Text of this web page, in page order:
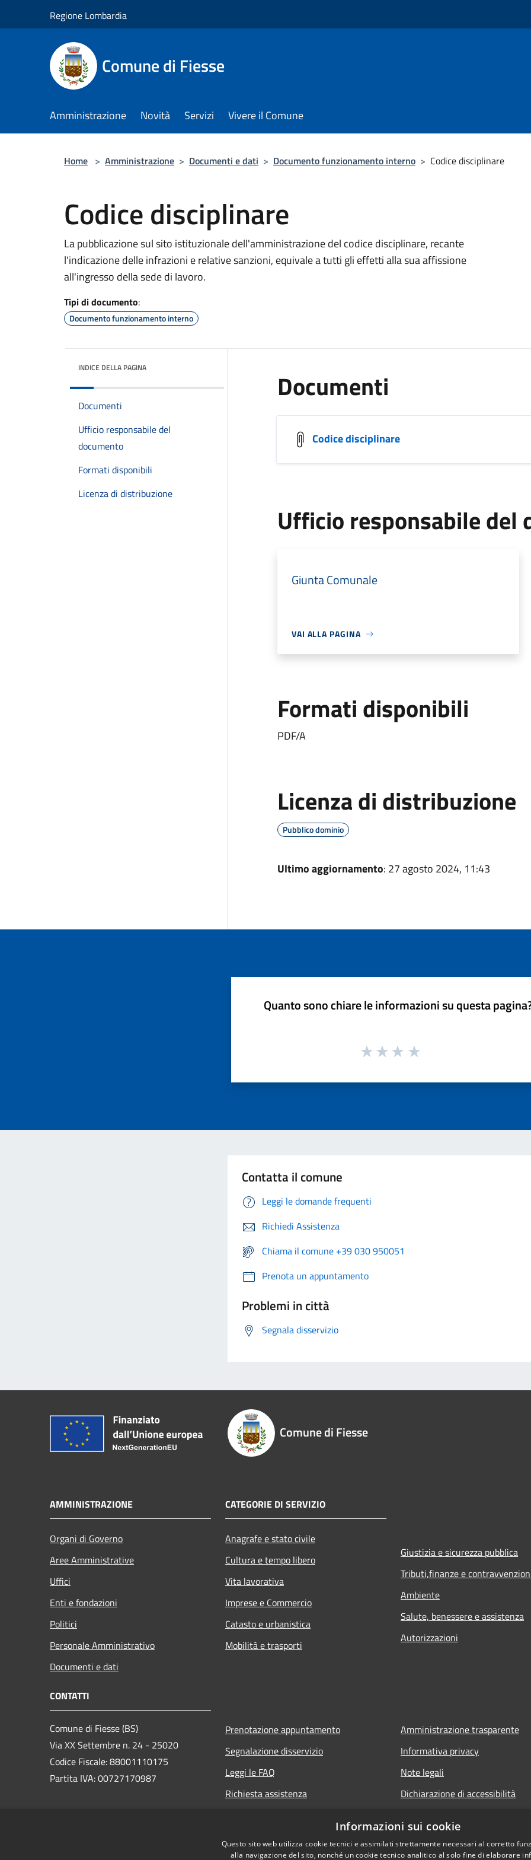
Regione Lombardia
Comune di Fiesse
Amministrazione Novità Servizi Vivere il Comune
Home > Amministrazione > Documenti e dati > Documento funzionamento interno > Codice disciplinare
Codice disciplinare
La pubblicazione sul sito istituzionale dell'amministrazione del codice disciplinare, recante
l'indicazione delle infrazioni e relative sanzioni, equivale a tutti gli effetti alla sua affissione
all'ingresso della sede di lavoro.
Tipi di documento:
Documento funzionamento interno
INDICE DELLA PAGINA
Documenti
Ufficio responsabile del
documento
Formati disponibili
Licenza di distribuzione
Documenti
Codice disciplinare
Ufficio responsabile del
Giunta Comunale
VAI ALLA PAGINA
Formati disponibili
PDF/A
Licenza di distribuzione
Pubblico dominio
Ultimo aggiornamento: 27 agosto 2024, 11:43
Quanto sono chiare le informazioni su questa
Contatta il comune
Leggi le domande frequenti
Richiedi Assistenza
Chiama il comune +39 030 950051
Prenota un appuntamento
Problemi in città
Segnala disservizio
Comune di Fiesse
AMMINISTRAZIONE
Organi di Governo
Aree Amministrative
Uffici
Enti e fondazioni
Politici
Personale Amministrativo
Documenti e dati
CATEGORIE DI SERVIZIO
Anagrafe e stato civile
Cultura e tempo libero
Vita lavorativa
Imprese e Commercio
Catasto e urbanistica
Mobilità e trasporti
Giustizia e sicurezza pubblica
Tributi,finanze e
Ambiente
Salute, benessere e assistenza
Autorizzazioni
CONTATTI
Comune di Fiesse (BS)
Via XX Settembre n. 24 - 25020
Codice Fiscale: 88001110175
Partita IVA: 00727170987
Prenotazione appuntamento
Segnalazione disservizio
Leggi le FAQ
Richiesta assistenza
Amministrazione trasparente
Informativa privacy
Note legali
Dichiarazione di accessibilità
Informazioni sui cookie
Questo sito web utilizza cookie tecnici e assimilati strettamente necessari al corretto
alla navigazione del sito, nonché un cookie tecnico analitico al solo fine di elaborare